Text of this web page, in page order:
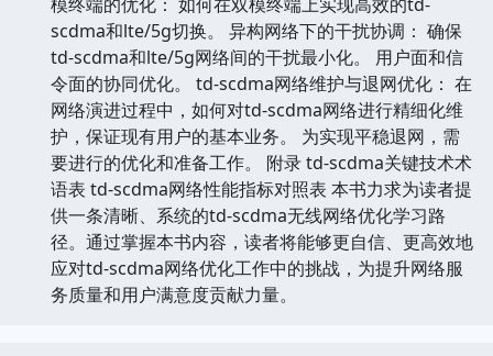
scdma和lte/5g切换。 异构网络下的干扰协调： 确保
td-scdma和lte/5g网络间的干扰最小化。 用户面和信
令面的协同优化。 td-scdma网络维护与退网优化： 在
网络演进过程中，如何对td-scdma网络进行精细化维
护，保证现有用户的基本业务。 为实现平稳退网，需
要进行的优化和准备工作。 附录 td-scdma关键技术术
语表 td-scdma网络性能指标对照表 本书力求为读者提
供一条清晰、系统的td-scdma无线网络优化学习路
径。通过掌握本书内容，读者将能够更自信、更高效地
应对td-scdma网络优化工作中的挑战，为提升网络服
务质量和用户满意度贡献力量。